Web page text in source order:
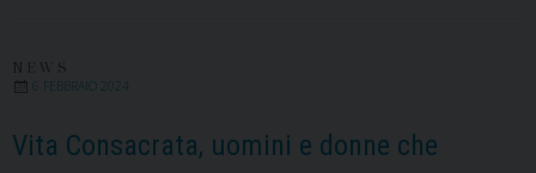
Animatore
di
6 FEBBRAIO 2024
Vita Consacrata, uomini e donne che